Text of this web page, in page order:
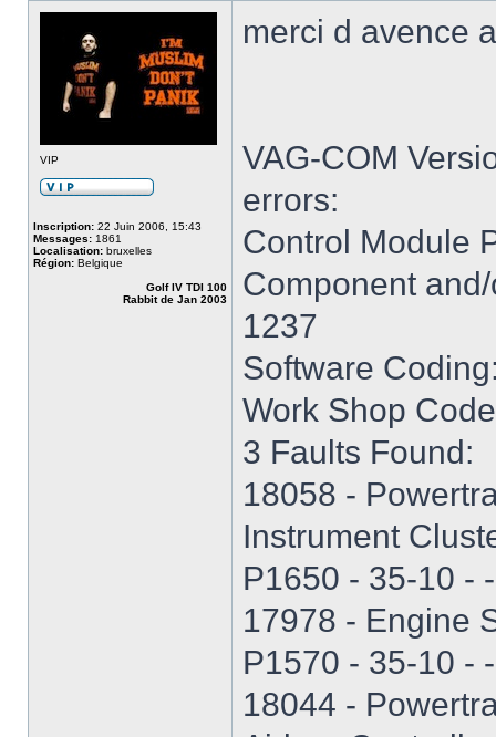
VIP
Inscription: 22 Juin 2006, 15:43
Messages: 1861
Localisation: bruxelles
Région: Belgique
Golf IV TDI 100
Rabbit de Jan 2003
merci d avence
VAG-COM
errors:
Control Module
Component
1237
Software
Work Shop
3 Faults Found:
18058 -
Instrument
P1650 - 35-10 -
17978 - Engine
P1570 - 35-10 -
18044 -